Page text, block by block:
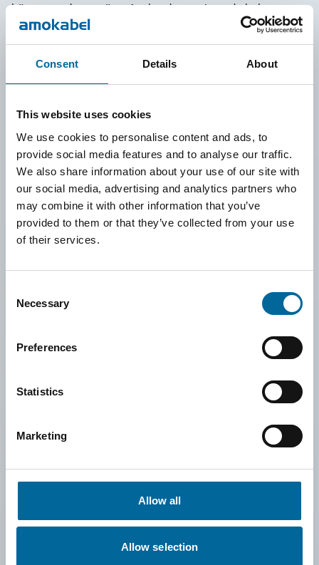
Consent Details About
This website uses cookies
We use cookies to personalise content and ads, to
provide social media features and to analyse our traffic.
We also share information about your use of our site with
our social media, advertising and analytics partners who
may combine it with other information that you’ve
provided to them or that they’ve collected from your use
of their services.
Selection
Necessary
Preferences
Statistics
Marketing
Allow all
Allow selection
bättre rustade att möta våra kunders varierande behov.
Vi välkomnar och värdesätter olikheter oavsett kön, ålder,
Vi strävar efter att varje individ på Amokabel ska känna sig
sedd, hörd och respekterad. Alla medarbetare, oavsett
bakgrund, ges lika möjligheter till ansvar, inflytande och
kompetensutveckling. Vi arbetar för att skapa rättvisa
förutsättningar genom att identifiera och undanröja
strukturella hinder.
att vara sig själva. På så sätt bygger vi förtroende, kreativitet
organisationen.
är långsiktigt och systematiskt. Vi har en tydlig plan för
främjar lika villkor och motverkar diskriminering i alla delar
Vi erbjuder utbildningar och informationsinsatser, ser
våra värderingar återspeglas i både ledarskap och
organisationsstruktur. Det är vårt ansvar – och vårt löfte – att